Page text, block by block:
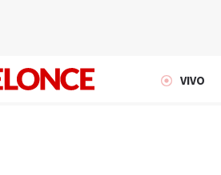
VIVO